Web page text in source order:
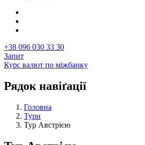
+38 096 030 33 30
Запит
Курс валют по міжбанку
Рядок навіґації
Головна
Тури
Тур Австрією